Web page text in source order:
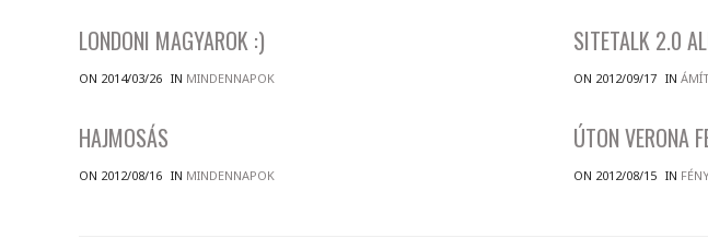
LONDONI MAGYAROK :)
ON 2014/03/26 IN MINDENNAPOK
SITETALK 2.0
ON 2012/09/17 IN
HAJMOSÁS
ON 2012/08/16 IN MINDENNAPOK
ÚTON VERONA
ON 2012/08/15 IN